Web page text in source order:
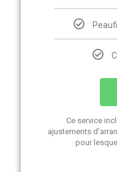
Ce service
ajustements
pour